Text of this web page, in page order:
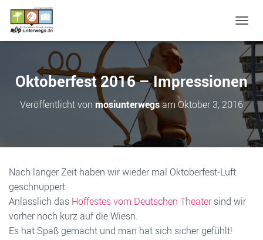
A
V
I
G
A
T
I
O
A
L
Oktoberfest 2016 – Impressionen
Veröffentlicht von mosiunterwegsamOktober 3, 2016
Nach langer Zeit haben wir wieder mal Oktoberfest-Luft
geschnuppert.
Anlässlich das Hoffestes vom Deutschen Theatersind wir
vorher noch kurz auf die Wiesn.
Es hat Spaß gemacht und man hat sich sicher gefühlt!